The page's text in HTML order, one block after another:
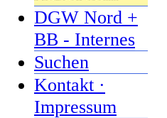
DGW Nord +
BB - Internes
Suchen
Kontakt ·
Impressum